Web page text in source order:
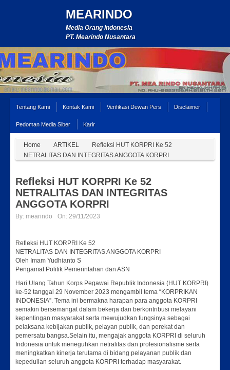
MEARINDO
Media Orang Indonesia
PT. Mearindo Nusantara
Tentang Kami Kontak Kami Verifikasi Dewan Pers Disclaimer
Pedoman Media Siber Karir
Home ARTIKEL
Refleksi HUT KORPRI Ke 52
NETRALITAS DAN INTEGRITAS ANGGOTA KORPRI
Refleksi HUT KORPRI Ke 52
NETRALITAS DAN INTEGRITAS
ANGGOTA KORPRI
By: mearindo On: 29/11/2023
Refleksi HUT KORPRI Ke 52
NETRALITAS DAN INTEGRITAS ANGGOTA KORPRI
Oleh Imam Yudhianto S
Pengamat Politik Pemerintahan dan ASN
Hari Ulang Tahun Korps Pegawai Republik Indonesia (HUT KORPRI)
ke-52 tanggal 29 November 2023 mengambil tema “KORPRIKAN
INDONESIA”. Tema ini bermakna harapan para anggota KORPRI
semakin bersemangat dalam bekerja dan berkontribusi melayani
kepentingan masyarakat serta mewujudkan fungsinya sebagai
pelaksana kebijakan publik, pelayan publik, dan perekat dan
pemersatu bangsa.Selain itu, mengajak anggota KORPRI di seluruh
Indonesia untuk meneguhkan netralitas dan profesionalisme serta
meningkatkan kinerja terutama di bidang pelayanan publik dan
kepedulian seluruh anggota KORPRI terhadap masyarakat.